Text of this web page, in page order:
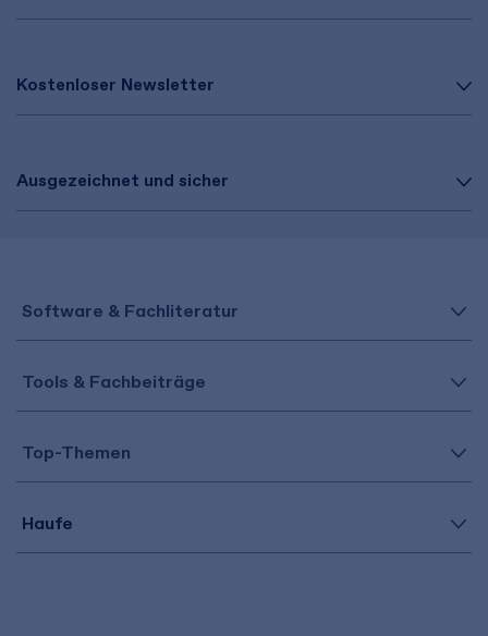
Kostenloser Newsletter
Ausgezeichnet und sicher
Software & Fachliteratur
Tools & Fachbeiträge
Top-Themen
Haufe